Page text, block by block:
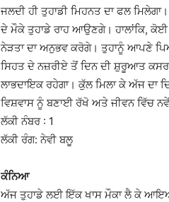
ਜਲਦੀ ਹੀ ਤੁਹਾਡੀ ਮਿਹਨਤ ਦਾ ਫਲ
ਦੇ ਮੌਕੇ ਤੁਹਾਡੇ ਰਾਹ ਆਉਣਗੇ। ਹਾਲਾਂਕਿ, ਕੋਈ
ਨੇੜਤਾ ਦਾ ਅਨੁਭਵ ਕਰੋਗੇ। ਤੁਹਾਨੂੰ ਆਪਣੇ
ਸਿਹਤ ਦੇ ਨਜ਼ਰੀਏ ਤੋਂ ਦਿਨ ਦੀ ਸ਼ੁਰੂਆਤ
ਲਾਭਦਾਇਕ ਰਹੇਗਾ। ਕੁੱਲ ਮਿਲਾ ਕੇ ਅੱਜ ਦਾ
ਵਿਸ਼ਵਾਸ ਨੂੰ ਬਣਾਈ ਰੱਖੋ ਅਤੇ ਜੀਵਨ ਵਿੱਚ
ਲੱਕੀ ਨੰਬਰ : 1
ਲੱਕੀ ਰੰਗ: ਨੇਵੀ ਬਲੂ
ਕੰਨਿਆ
ਅੱਜ ਤੁਹਾਡੇ ਲਈ ਇੱਕ ਖਾਸ ਮੌਕਾ ਲੈ ਕੇ